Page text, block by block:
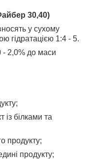
30,40)
у сухому
гідратацією 1:4 - 5.
- 2,0% до маси
із білками та
продукту;
продукту;